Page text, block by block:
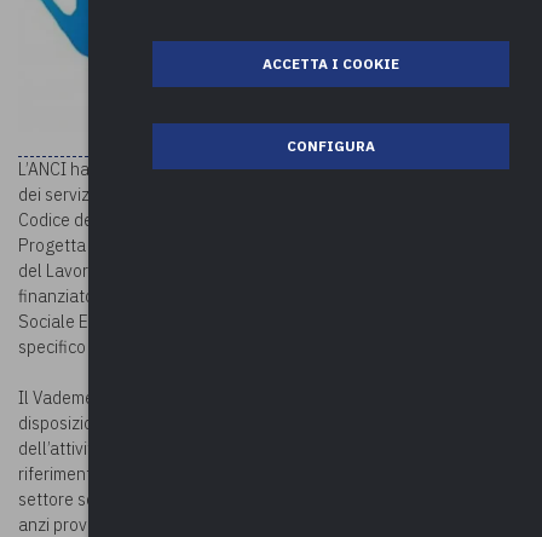
L’ANCI ha reso disponibile on line ilVademecum“L’Affidamento
dei servizi sociali nel dialogo fra Codice dei Contratti Pubblici e
Codice del Terzo Settore” realizzato nell’ambito del progetto “Co-
Progetta – Un’amministrazione condivisa” promosso dal Ministero
del Lavoro e delle politiche sociali, Anci, Fondazioni Cittalia e Ifel, e
finanziato dal Pon Inclusione 2014-2020 con risorse del Fondo
Sociale Europeo (Azioni di sistema a sostegno dell’obiettivo
specifico 9.7 “Rafforzamento dell’economia sociale”).
Il Vademecum rappresenta uno strumento di lavoro utile a
disposizione dei Comuni e degli Ambiti Territoriali nella quotidianità
dell’attività lavorativa. Il documento descrive gli istituti di
riferimento del Codice dei Contratti Pubblici e del Codice del Terzo
settore senza indicare possibili preferenze per l’uno o l’altro, ma
anzi prova a denotare – in modo originale – i possibili punti di
ACCETTA I COOKIE
CONFIGURA